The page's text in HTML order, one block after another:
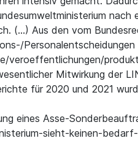
(...) Aus den vom
veroeffentlichungen/
Mitwirkung der
für 2020 und 2021
eines Asse-
sieht-keinen-